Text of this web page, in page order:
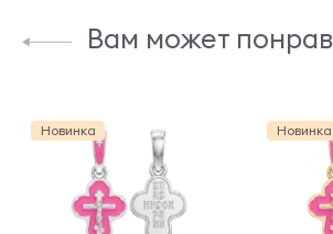
Вам может
Новинка Новинка